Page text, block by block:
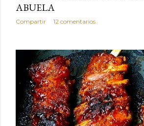
ABUELA
Compartir 12 comentarios